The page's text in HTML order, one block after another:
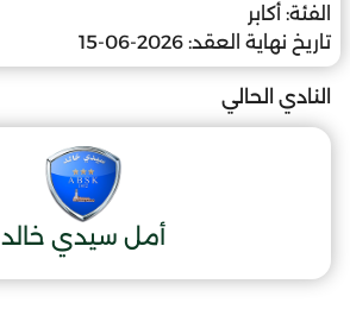
الفئة: أكابر
تاريخ نهاية العقد: 2026-06-15
النادي الحالي
أمل سيدي خالد